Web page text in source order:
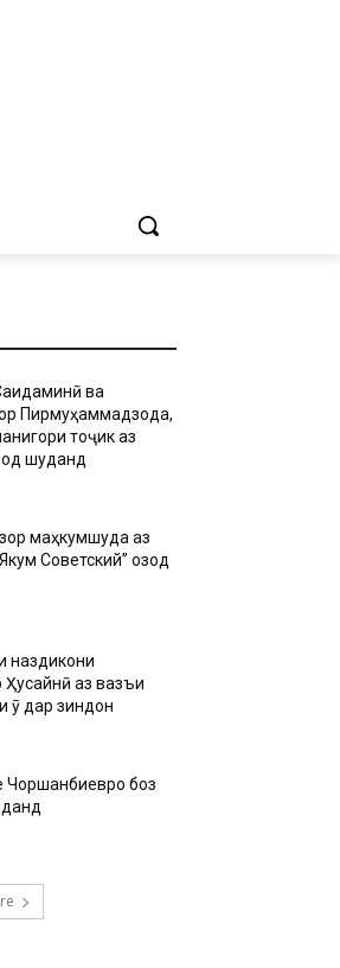
ва
Пирмуҳаммадзода,
тоҷик аз
шуданд
маҳкумшуда аз
Советский” озод
наздикони
аз вазъи
ӯ дар зиндон
Чоршанбиевро боз